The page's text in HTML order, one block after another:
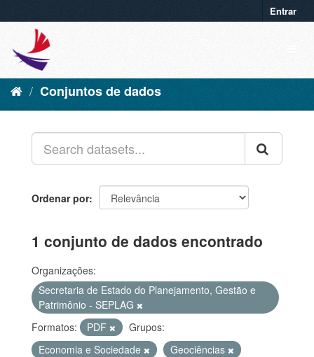
Entrar
Conjuntos de dados
Ordenar por
1 conjunto de dados encontrado
Organizações:
Secretaria de Estado do Planejamento, Gestão e
Patrimônio - SEPLAG
Formatos:
PDF
Grupos:
Economia e Sociedade
Geociências